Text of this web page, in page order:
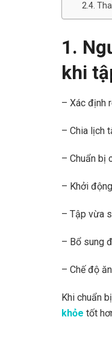
1.
khi
– Xác định
– Chia lịch
– Chuẩn bị
– Khởi
– Tập vừa
– Bổ sung
– Chế độ
Khi chuẩn
khỏe tốt